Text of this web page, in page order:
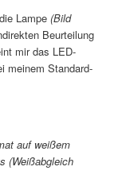
Lampe(Bild
Beurteilung
mir das LED-
meinem Standard-
auf weißem
(Weißabgleich